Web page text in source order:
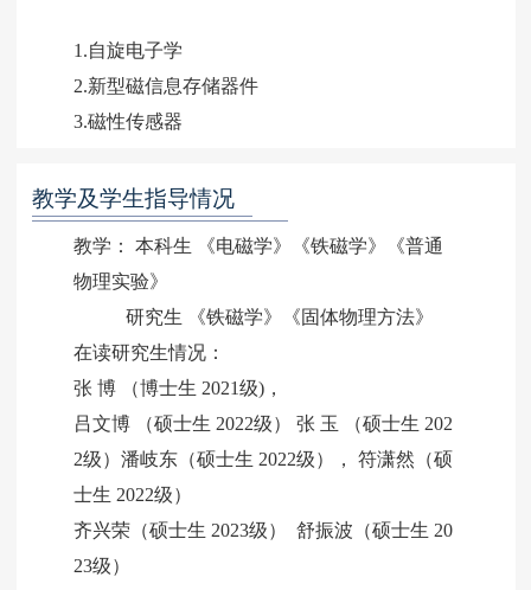
1.自旋电子学
2.新型磁信息存储器件
教学及学生指导情况
教学： 本科生 《电磁学》《铁磁学》《普通
物理实验》
研究生 《铁磁学》《固体物理方法》
在读研究生情况：
张 博 （博士生 2021级)，
吕文博 （硕士生 2022级） 张 玉 （硕士生 202
2级）潘岐东（硕士生 2022级）， 符潇然（硕
士生 2022级）
齐兴荣（硕士生 2023级） 舒振波 （硕士生 20
23级）